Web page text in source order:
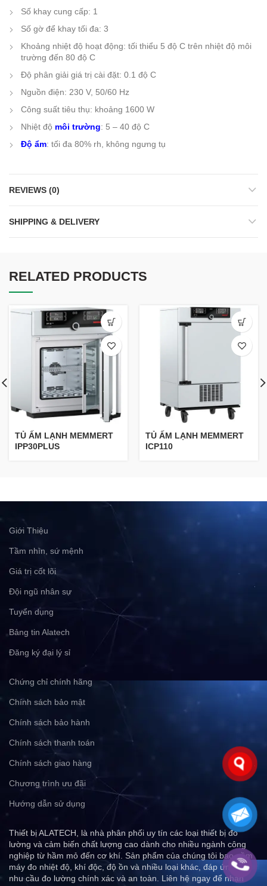
Số khay cung cấp: 1
Số gờ để khay tối đa: 3
Khoảng nhiệt độ hoạt động: tối thiểu 5 độ C trên nhiệt độ môi
trường đến 80 độ C
Độ phân giải giá trị cài đặt: 0.1 độ C
Nguồn điện: 230 V, 50/60 Hz
Công suất tiêu thụ: khoảng 1600 W
Nhiệt độ môi trường: 5 – 40 độ C
Độ ẩm: tối đa 80% rh, không ngưng tụ
REVIEWS (0)
SHIPPING & DELIVERY
RELATED PRODUCTS
TỦ ẤM LẠNH MEMMERT
IPP30PLUS
TỦ ẤM LẠNH MEMMERT
ICP110
Giới Thiệu
Tầm nhìn, sứ mệnh
Giá trị cốt lõi
Đội ngũ nhân sự
Tuyển dụng
Bảng tin Alatech
Đăng ký đại lý sỉ
Chứng chỉ chính hãng
Chính sách bảo mật
Chính sách bảo hành
Chính sách thanh toán
Chính sách giao hàng
Chương trình ưu đãi
Hướng dẫn sử dụng
Thiết bị ALATECH, là nhà phân phối uy tín các loại thiết bị đo
lường và cảm biến chất lượng cao dành cho nhiều ngành công
nghiệp từ hầm mỏ đến cơ khí. Sản phẩm của chúng tôi bao gồm
máy đo nhiệt độ, khí độc, độ ồn và nhiều loại khác, đáp ứng mọi
nhu cầu đo lường chính xác và an toàn. Liên hệ ngay để nhận